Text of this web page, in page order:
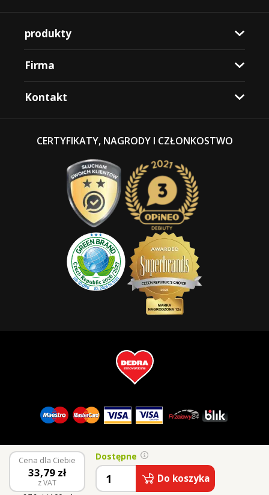
Cena dla Ciebie
33,79 zł
z VAT
Dostępne
Do koszyka
produkty
Firma
Kontakt
CERTYFIKATY, NAGRODY I CZŁONKOSTWO
© 2026 Vaše Dedra, s.r.o.